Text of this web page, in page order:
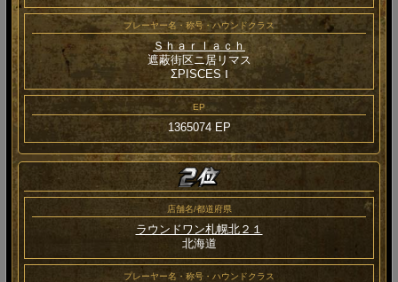
プレーヤー名・称号・ハウンドクラス
Ｓｈａｒｌａｃｈ
遮蔽街区ニ居リマス
ΣPISCES Ⅰ
EP
1365074 EP
店舗名/都道府県
ラウンドワン札幌北２１
北海道
プレーヤー名・称号・ハウンドクラス